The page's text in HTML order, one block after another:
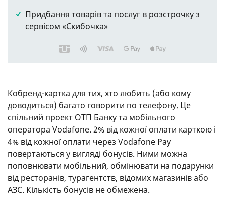
Придбання товарів та послуг в розстрочку з
сервісом «Скибочка»
Кобренд-картка для тих, хто любить (або кому
доводиться) багато говорити по телефону. Це
спільний проект ОТП Банку та мобільного
оператора Vodafone. 2% від кожної оплати карткою і
4% від кожної оплати через Vodafone Pay
повертаються у вигляді бонусів. Ними можна
поповнювати мобільний, обмінювати на подарунки
від ресторанів, турагентств, відомих магазинів або
АЗС. Кількість бонусів не обмежена.